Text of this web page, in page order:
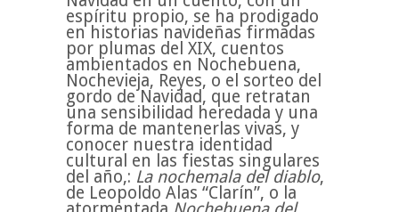
espíritu propio, se ha prodigado
en historias navideñas firmadas
por plumas del XIX, cuentos
ambientados en Nochebuena,
Nochevieja, Reyes, o el sorteo del
gordo de Navidad, que retratan
una sensibilidad heredada y una
forma de mantenerlas vivas, y
conocer nuestra identidad
cultural en las fiestas singulares
del año,: La nochemala del diablo,
de Leopoldo Alas “Clarín”, o la